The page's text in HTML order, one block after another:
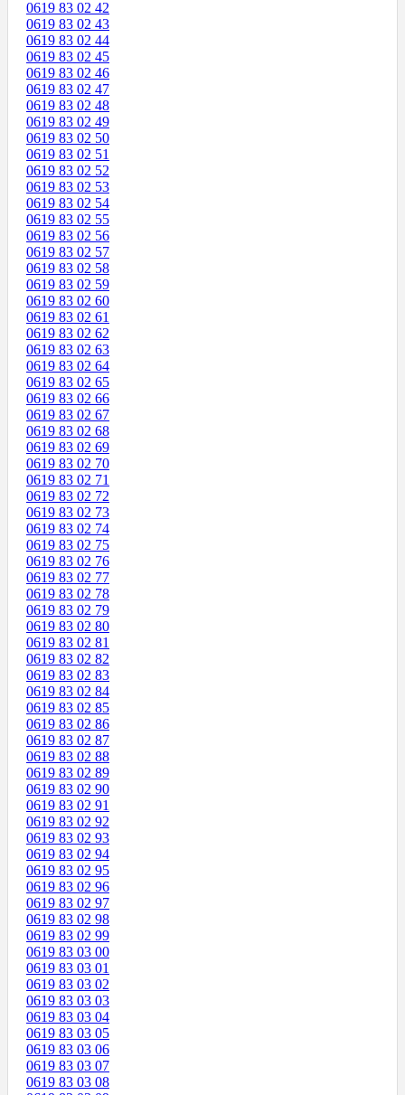
0619 83 02 42
0619 83 02 43
0619 83 02 44
0619 83 02 45
0619 83 02 46
0619 83 02 47
0619 83 02 48
0619 83 02 49
0619 83 02 50
0619 83 02 51
0619 83 02 52
0619 83 02 53
0619 83 02 54
0619 83 02 55
0619 83 02 56
0619 83 02 57
0619 83 02 58
0619 83 02 59
0619 83 02 60
0619 83 02 61
0619 83 02 62
0619 83 02 63
0619 83 02 64
0619 83 02 65
0619 83 02 66
0619 83 02 67
0619 83 02 68
0619 83 02 69
0619 83 02 70
0619 83 02 71
0619 83 02 72
0619 83 02 73
0619 83 02 74
0619 83 02 75
0619 83 02 76
0619 83 02 77
0619 83 02 78
0619 83 02 79
0619 83 02 80
0619 83 02 81
0619 83 02 82
0619 83 02 83
0619 83 02 84
0619 83 02 85
0619 83 02 86
0619 83 02 87
0619 83 02 88
0619 83 02 89
0619 83 02 90
0619 83 02 91
0619 83 02 92
0619 83 02 93
0619 83 02 94
0619 83 02 95
0619 83 02 96
0619 83 02 97
0619 83 02 98
0619 83 02 99
0619 83 03 00
0619 83 03 01
0619 83 03 02
0619 83 03 03
0619 83 03 04
0619 83 03 05
0619 83 03 06
0619 83 03 07
0619 83 03 08